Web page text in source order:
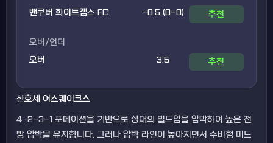
밴쿠버 화이트캡스 FC
-0.5 (0-0) 추천
오버/언더
오버
3.5 추천
산호세 어스퀘이크스
4-2-3-1 포메이션을 기반으로 상대의 빌드업을 압박하여 높은 전
방 압박을 유지합니다. 그러나 압박 라인이 높아지면서 수비형 미드